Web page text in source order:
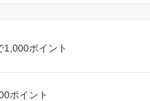
1,000ポイント
ポイント